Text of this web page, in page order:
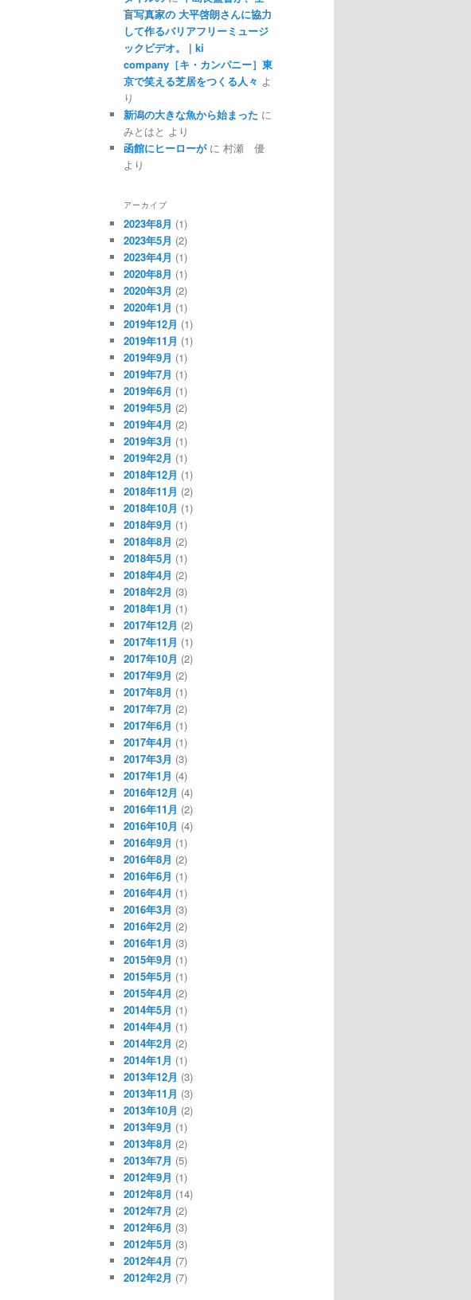
盲写真家の 大平啓朗さんに協力
して作るバリアフリーミュージ
ックビデオ。 | ki
company［キ・カンパニー］東
京で笑える芝居をつくる人々 よ
り
新潟の大きな魚から始まった に
みとはと より
函館にヒーローがに 村瀬 優
より
アーカイブ
2023年8月 (1)
2023年5月 (2)
2023年4月 (1)
2020年8月 (1)
2020年3月 (2)
2020年1月 (1)
2019年12月 (1)
2019年11月 (1)
2019年9月 (1)
2019年7月 (1)
2019年6月 (1)
2019年5月 (2)
2019年4月 (2)
2019年3月 (1)
2019年2月 (1)
2018年12月 (1)
2018年11月 (2)
2018年10月 (1)
2018年9月 (1)
2018年8月 (2)
2018年5月 (1)
2018年4月 (2)
2018年2月 (3)
2018年1月 (1)
2017年12月 (2)
2017年11月 (1)
2017年10月 (2)
2017年9月 (2)
2017年8月 (1)
2017年7月 (2)
2017年6月 (1)
2017年4月 (1)
2017年3月 (3)
2017年1月 (4)
2016年12月 (4)
2016年11月 (2)
2016年10月 (4)
2016年9月 (1)
2016年8月 (2)
2016年6月 (1)
2016年4月 (1)
2016年3月 (3)
2016年2月 (2)
2016年1月 (3)
2015年9月 (1)
2015年5月 (1)
2015年4月 (2)
2014年5月 (1)
2014年4月 (1)
2014年2月 (2)
2014年1月 (1)
2013年12月 (3)
2013年11月 (3)
2013年10月 (2)
2013年9月 (1)
2013年8月 (2)
2013年7月 (5)
2012年9月 (1)
2012年8月 (14)
2012年7月 (2)
2012年6月 (3)
2012年5月 (3)
2012年4月 (7)
2012年2月 (7)